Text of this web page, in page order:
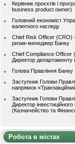
Керівник проєктів і
business product owner)
Головний економіст
валютного нагляду
Chief Risk Officer (CRO)
ризик-менеджер Банку
Chief Compliance
Директор департаменту
Голова Правління Банку
Заступник Голови
напрямок
Заступник Голови
Директор інвестиційного
(Казначейство та
Робота в містах